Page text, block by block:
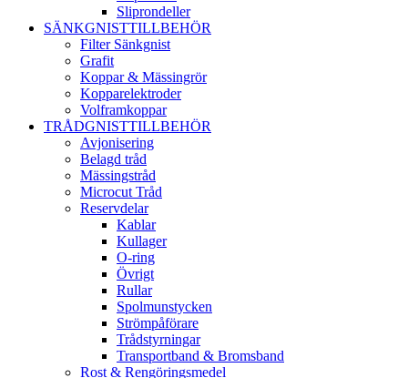
Sliprondeller
SÄNKGNISTTILLBEHÖR
Filter Sänkgnist
Grafit
Koppar & Mässingrör
Kopparelektroder
Volframkoppar
TRÅDGNISTTILLBEHÖR
Avjonisering
Belagd tråd
Mässingstråd
Microcut Tråd
Reservdelar
Kablar
Kullager
O-ring
Övrigt
Rullar
Spolmunstycken
Strömpåförare
Trådstyrningar
Transportband & Bromsband
Rost & Rengöringsmedel